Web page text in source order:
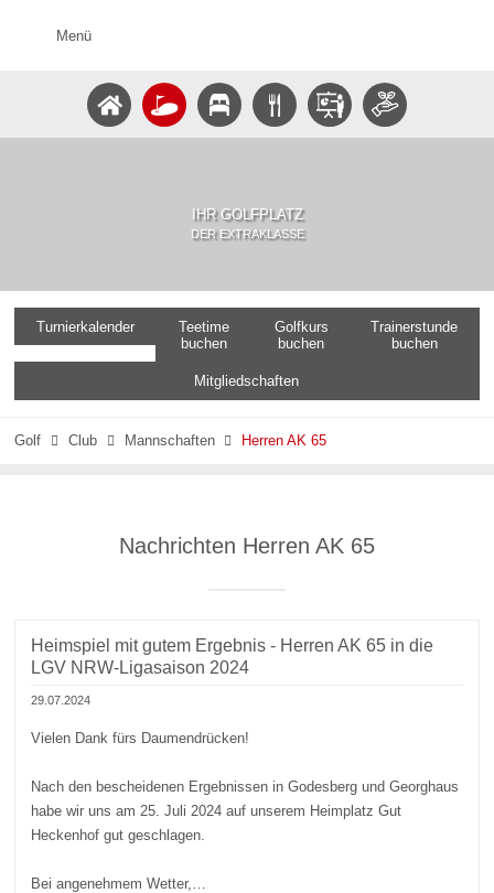
Menü
IHR GOLFPLATZ
DER EXTRAKLASSE
Turnierkalender
Teetime
buchen
Golfkurs
buchen
Trainerstunde
buchen
Mitgliedschaften
Golf  Club  Mannschaften  Herren AK 65
Nachrichten Herren AK 65
Heimspiel mit gutem Ergebnis - Herren AK 65 in die
LGV NRW-Ligasaison 2024
29.07.2024
Vielen Dank fürs Daumendrücken!
Nach den bescheidenen Ergebnissen in Godesberg und Georghaus
habe wir uns am 25. Juli 2024 auf unserem Heimplatz Gut
Heckenhof gut geschlagen.
Bei angenehmem Wetter,…